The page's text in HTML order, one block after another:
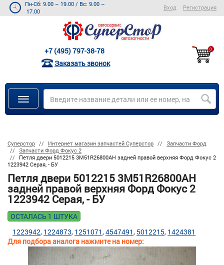
Пн-Сб: 9.00 – 19.00 / Вс: 9.00 –
17.00
Вход Регистрация
+7 (495) 797-38-78
Заказать звонок
0
Суперстор Интернет магазин запчастей Суперстор
Запчасти Форд
Запчасти Форд Фокус 2
Петля двери 5012215 3M51R26800AH задней правой верхняя Форд Фокус 2
1223942 Серая, - БУ
Петля двери 5012215 3M51R26800AH
задней правой верхняя Форд Фокус 2
1223942 Серая, - БУ
ОСТАЛАСЬ 1 ШТУКА
Для подбора аналога нажмите на номер:
1223942 1224873 1251071 4547491 5012215 1424381